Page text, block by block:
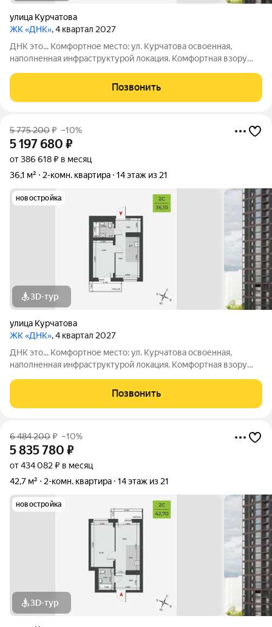
улица Курчатова
ЖК «ДНК», 4 квартал 2027
ДНК это... Комфортное место: ул. Курчатова освоенная,
наполненная инфраструктурой локация. Комфортная взору
многообразие планировок, квартиры с
Позвонить
5 775 200₽ –10%
5 197 680 ₽
от 386 618 ₽ в месяц
36,1 м²
2-комн. квартира 14 этаж из 21
новостройка
3D-тур
улица Курчатова
ЖК «ДНК», 4 квартал 2027
ДНК это... Комфортное место: ул. Курчатова освоенная,
наполненная инфраструктурой локация. Комфортная взору
многообразие планировок, квартиры с
Позвонить
6 484 200₽ –10%
5 835 780 ₽
от 434 082 ₽ в месяц
42,7 м²
2-комн. квартира 14 этаж из 21
новостройка
3D-тур